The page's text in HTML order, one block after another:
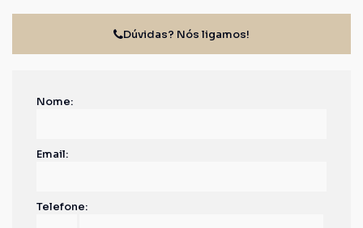
Dúvidas? Nós ligamos!
Nome:
Email:
Telefone: